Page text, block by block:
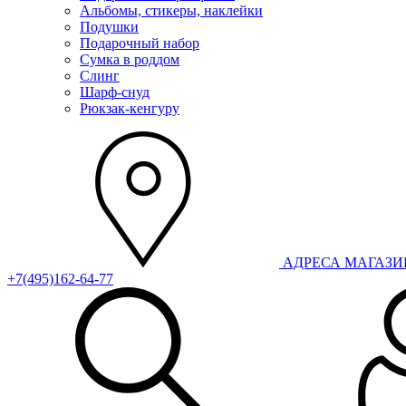
Альбомы, стикеры, наклейки
Подушки
Подарочный набор
Сумка в роддом
Слинг
Шарф-снуд
Рюкзак-кенгуру
АДРЕСА
+7(495)162-64-77